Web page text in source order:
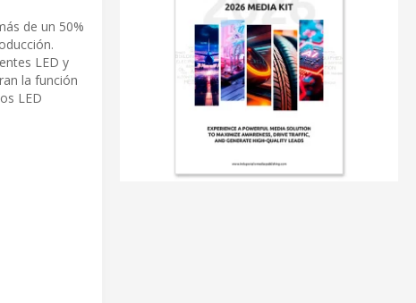
de un 50%
LED y
la función
LED